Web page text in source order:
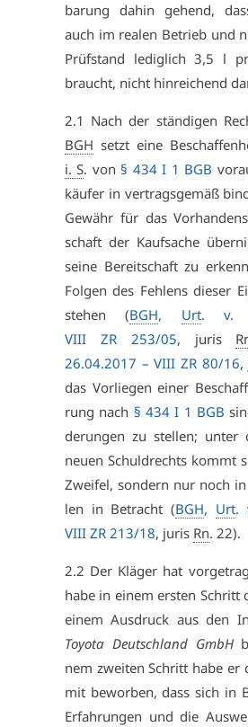
ba­rung da­hin ge­hend,
auch im rea­len Be­trieb und
Prüf­stand le­dig­lich 3,5 l
braucht, nicht hin­rei­chend
2.1 Nach der stän­di­gen
BGH setzt ei­ne
i. S. von § 434 I 1 BGB
käu­fer in ver­trags­ge­mäß
Ge­währ für das
schaft der Kauf­sa­che
sei­ne Be­reit­schaft zu
Fol­gen des Feh­lens die­ser
ste­hen (BGH, Urt. v.
VI­II ZR 253/05, ju­ris
26.04.2017 –VI­II ZR 80/16,
das Vor­lie­gen ei­ner
rung nach § 434 I 1 BGB
de­run­gen zu stel­len; un­ter
neu­en Schuld­rechts kommt
Zwei­fel, son­dern nur noch
len in Be­tracht (BGH, Urt.
VI­II ZR 213/18, ju­ris Rn. 22).
2.2 Der Klä­ger hat
ha­be in ei­nem ers­ten Schritt
ei­nem Aus­druck aus den
To­yo­ta Deutsch­land GmbH
nem zwei­ten Schritt ha­be er
mit be­wor­ben, dass sich in
Er­fah­run­gen und die